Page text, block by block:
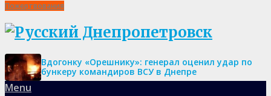
Пожертвования
Вдогонку «Орешнику»: генерал оценил удар по
бункеру командиров ВСУ в Днепре
Menu